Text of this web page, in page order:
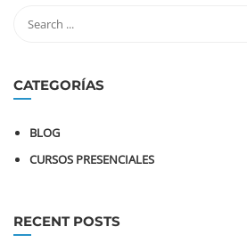
CATEGORÍAS
BLOG
CURSOS PRESENCIALES
RECENT POSTS